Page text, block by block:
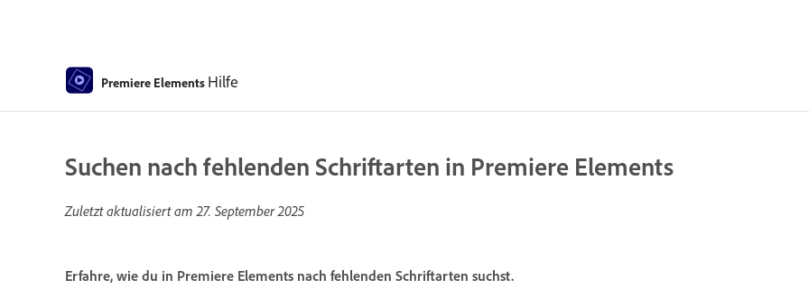
Premiere Elements Hilfe
Suchen nach fehlenden Schriftarten in Premiere Elements
Zuletzt aktualisiert am27. September 2025
Erfahre, wie du in Premiere Elements nach fehlenden Schriftarten suchst.